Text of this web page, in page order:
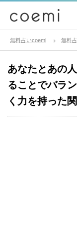
無料占いcoemi 無料
あなたとあの
ることでバラ
く力を持った